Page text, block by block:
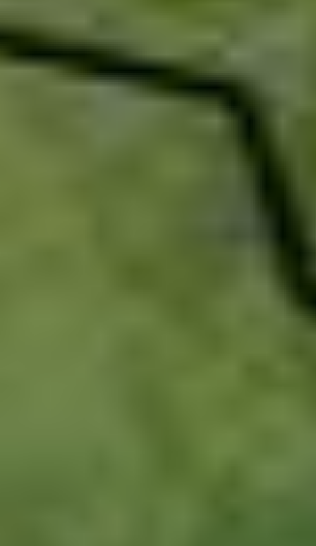
BEKIJK ONZE REISVIDEO: VAN
KANCHANABURI TOT KOH
PHANGAN, VAN WITTE
STRANDEN TOT
WOLKENKRABBERS.